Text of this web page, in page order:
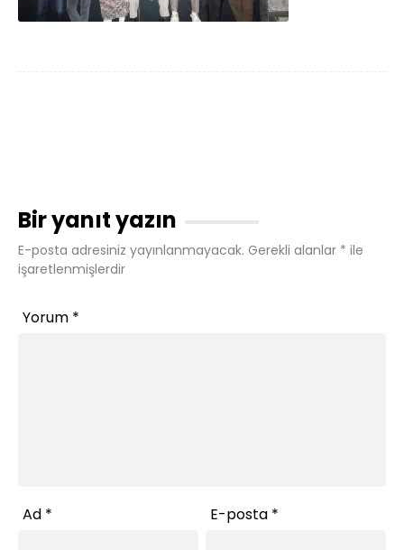
Bir yanıt yazın
E-posta adresiniz yayınlanmayacak. Gerekli alanlar * ile
işaretlenmişlerdir
Yorum *
Ad * E-posta *